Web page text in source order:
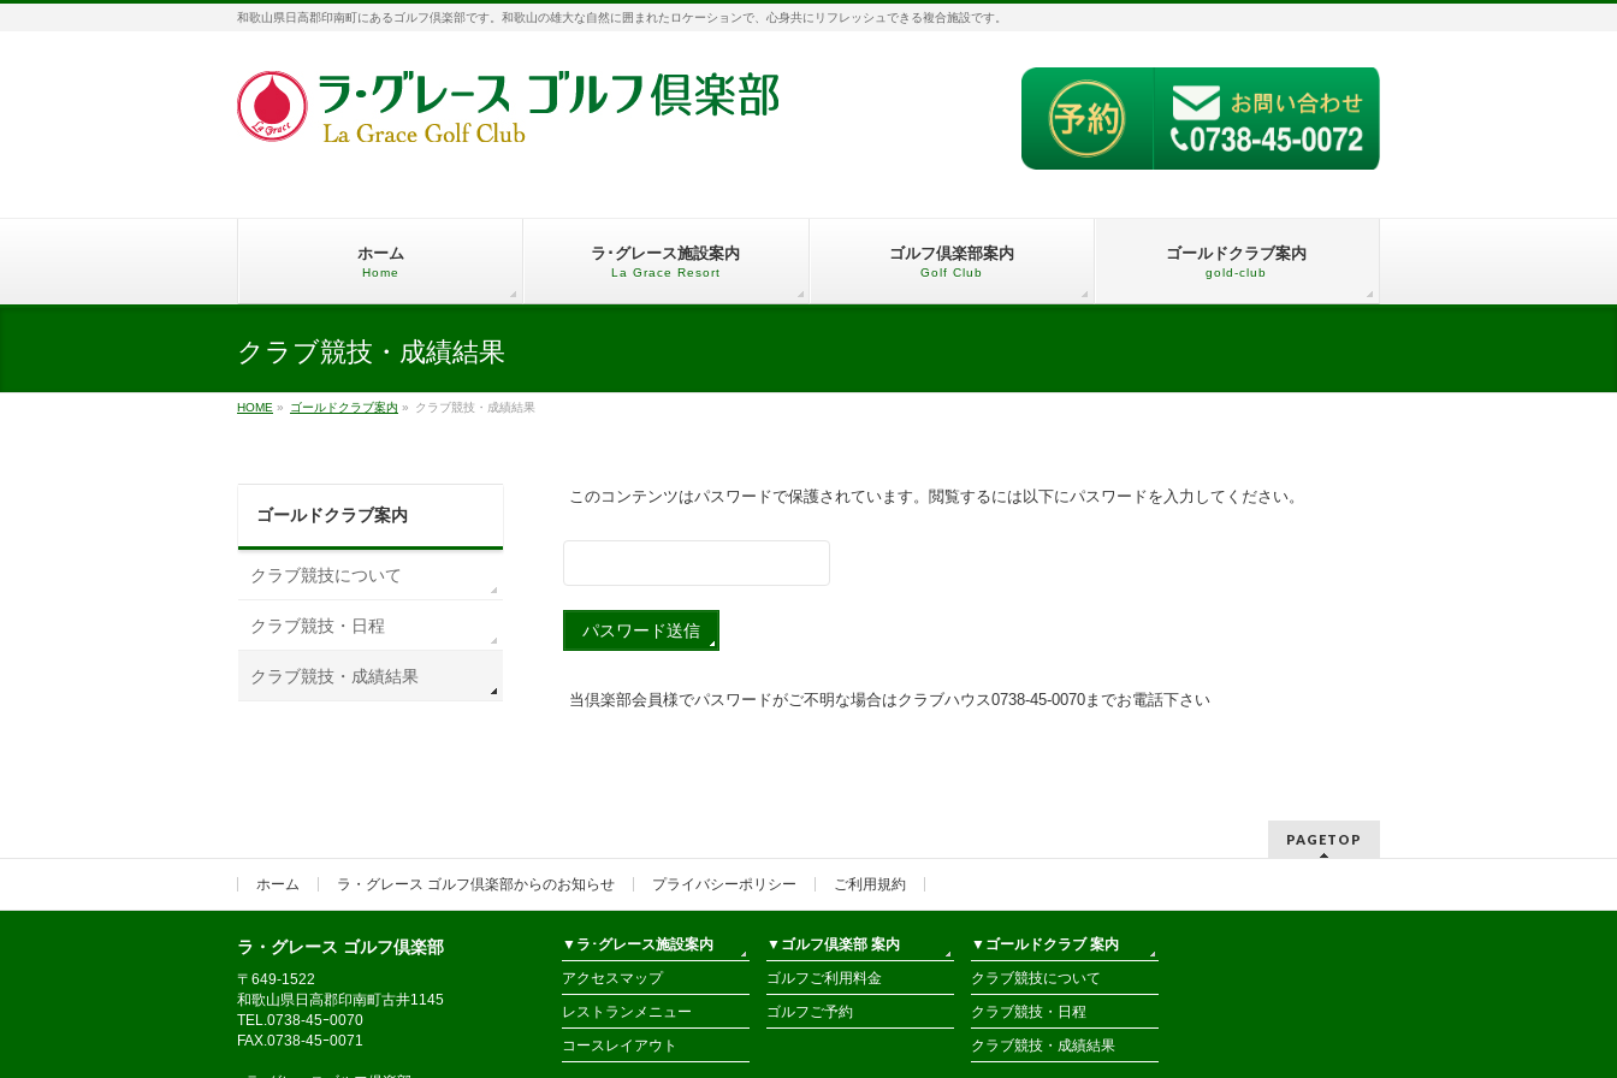
和歌山県日高郡印南町にあるゴルフ倶楽部です。和歌山の雄大な自然に囲まれたロケーションで、心身共にリフレッシュできる複合施設です。
ホーム
Home
ラ･グレース施設案内
La Grace Resort
ゴルフ倶楽部案内
Golf Club
ゴールドクラブ案内
gold-club
クラブ競技・成績結果
HOME » ゴールドクラブ案内 » クラブ競技・成績結果
このコンテンツはパスワードで保護されています。閲覧するには以下にパスワードを入力してください。
当倶楽部会員様でパスワードがご不明な場合はクラブハウス0738-45-0070までお電話下さい
ゴールドクラブ案内
クラブ競技について
クラブ競技・日程
クラブ競技・成績結果
PAGETOP
ホーム ラ・グレース ゴルフ倶楽部からのお知らせ プライバシーポリシー ご利用規約
ラ・グレース ゴルフ倶楽部
〒649-1522
和歌山県日高郡印南町古井1145
TEL.0738-45ｰ0070
FAX.0738-45ｰ0071
▼ラ･グレース施設案内
アクセスマップ
レストランメニュー
コースレイアウト
▼ゴルフ倶楽部 案内
ゴルフご利用料金
ゴルフご予約
▼ゴールドクラブ 案内
クラブ競技について
クラブ競技・日程
クラブ競技・成績結果